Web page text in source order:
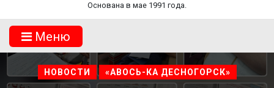
Основана в мае 1991 года.
Mеню
НОВОСТИ «АВОСЬ-КА ДЕСНОГОРСК»